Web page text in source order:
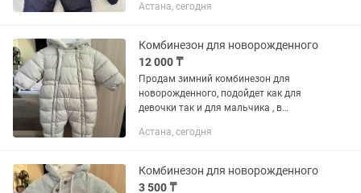
подклад флис , наполнитель 100. %
Астана, сегодня
Комбинезон для новорожденного
12 000 ₸
Продам зимний комбинезон для
новорожденного, подойдет как для
девочки так и для мальчика , в
в зависимости от малыша .
Астана, сегодня
Комбинезон для новорожденного
3 500 ₸